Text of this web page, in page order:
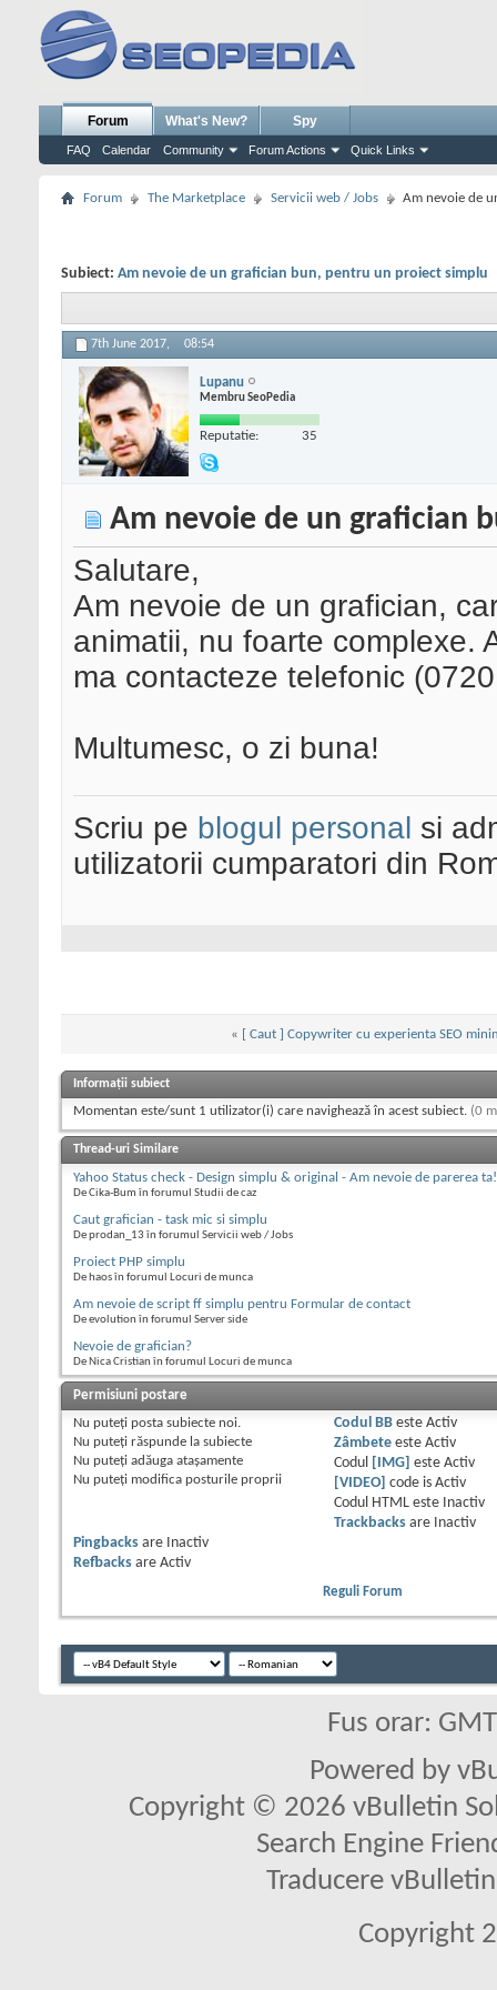
Forum
FAQ Calendar Community Forum Actions Quick Links
What's New? Spy
Forum The Marketplace Servicii web / Jobs Am nevoie de
Subiect: Am nevoie de un grafician bun, pentru un proiect simplu
7th June 2017, 08:54
Lupanu
Membru SeoPedia
Reputatie: 35
Am nevoie de un grafician
Salutare,
Am nevoie de un grafician,
animatii, nu foarte complexe.
ma contacteze telefonic
Multumesc, o zi buna!
Scriu pe blogul personal si
utilizatorii cumparatori din
« [ Caut ] Copywriter cu experienta SEO
Informații subiect
Momentan este/sunt 1 utilizator(i) care navighează în acest subiect. (0
Thread-uri Similare
Yahoo Status check - Design simplu & original - Am nevoie de parerea
De Cika-Bum în forumul Studii de caz
Caut grafician - task mic si simplu
De prodan_13 în forumul Servicii web / Jobs
Proiect PHP simplu
De haos în forumul Locuri de munca
Am nevoie de script ff simplu pentru Formular de contact
De evolution în forumul Server side
Nevoie de grafician?
De Nica Cristian în forumul Locuri de munca
Permisiuni postare
Nu puteţi posta subiecte noi.
Nu puteţi răspunde la subiecte
Nu puteţi adăuga ataşamente
Nu puteţi modifica posturile proprii
Codul BBeste Activ
Zâmbeteeste Activ
Codul
[IMG] este Activ
[VIDEO]
code is Activ
Codul HTML este
Inactiv
Trackbacksare
Inactiv
Pingbacks are
Inactiv
Refbacks are Activ
Reguli Forum
Fus orar:
Powered by
Copyright © 2026 vBulletin
Search Engine
Traducere
Copyright